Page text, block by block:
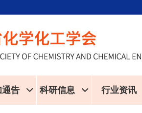
通告 科研信息 行业资讯